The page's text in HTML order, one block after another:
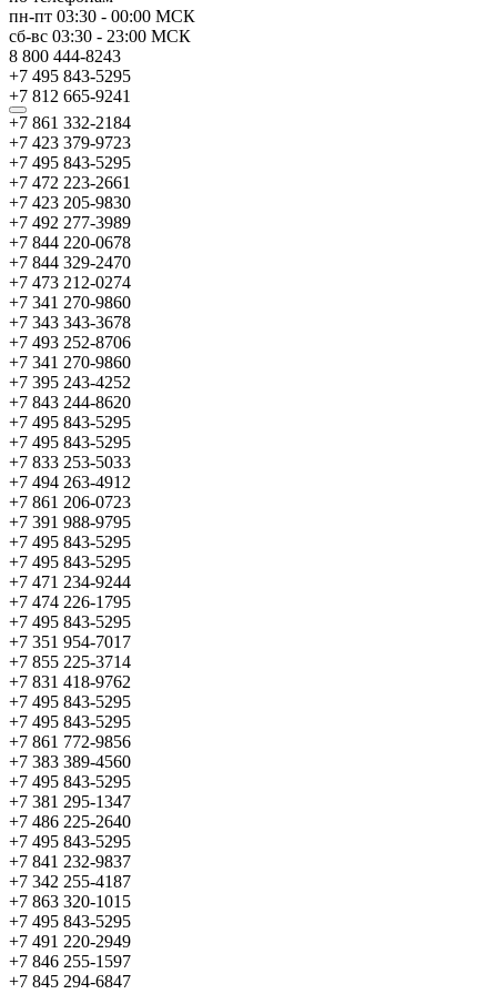
пн-пт 03:30 - 00:00 МСК
сб-вс 03:30 - 23:00 МСК
8 800 444-8243
+7 495 843-5295
+7 812 665-9241
+7 861 332-2184
+7 423 379-9723
+7 495 843-5295
+7 472 223-2661
+7 423 205-9830
+7 492 277-3989
+7 844 220-0678
+7 844 329-2470
+7 473 212-0274
+7 341 270-9860
+7 343 343-3678
+7 493 252-8706
+7 341 270-9860
+7 395 243-4252
+7 843 244-8620
+7 495 843-5295
+7 495 843-5295
+7 833 253-5033
+7 494 263-4912
+7 861 206-0723
+7 391 988-9795
+7 495 843-5295
+7 495 843-5295
+7 471 234-9244
+7 474 226-1795
+7 495 843-5295
+7 351 954-7017
+7 855 225-3714
+7 831 418-9762
+7 495 843-5295
+7 495 843-5295
+7 861 772-9856
+7 383 389-4560
+7 495 843-5295
+7 381 295-1347
+7 486 225-2640
+7 495 843-5295
+7 841 232-9837
+7 342 255-4187
+7 863 320-1015
+7 495 843-5295
+7 491 220-2949
+7 846 255-1597
+7 845 294-6847